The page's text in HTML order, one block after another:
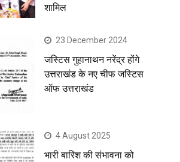
शामिल
23 December 2024
जस्टिस गुहानाथन नरेंद्र होंगे
उत्तराखंड के नए चीफ जस्टिस
ऑफ उत्तराखंड
4 August 2025
भारी बारिश की संभावना को